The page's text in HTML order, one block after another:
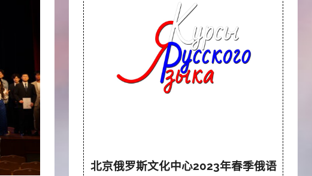
北京俄罗斯文化中心2023年春季俄语